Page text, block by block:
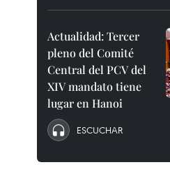
Actualidad: Tercer
pleno del Comité
Central del PCV del
XIV mandato tiene
lugar en Hanoi
ESCUCHAR